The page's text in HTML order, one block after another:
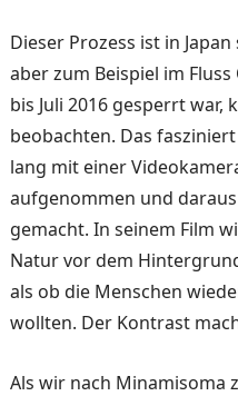
Dieser Prozess ist in
aber zum Beispiel im
bis Juli 2016 gesperrt
beobachten. Das
lang mit einer
aufgenommen und
gemacht. In seinem Film
Natur vor dem
als ob die Menschen
wollten. Der Kontrast
Als wir nach